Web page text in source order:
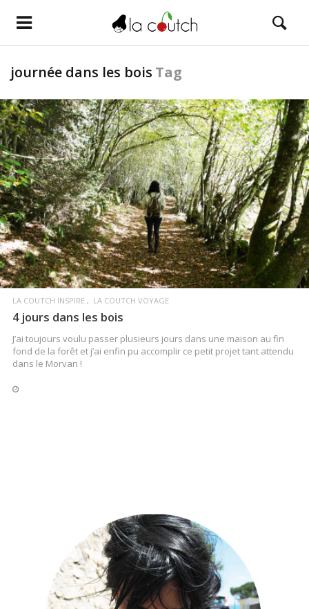
journée dans les bois Tag
LIRE LA SUITE
LA COUTCH INSPIRE LA COUTCH VOYAGE
4 jours dans les bois
J’ai toujours voulu passer plusieurs jours dans une maison au fin
fond de la forêt et j’ai enfin pu accomplir ce petit projet tant attendu
dans le Morvan !